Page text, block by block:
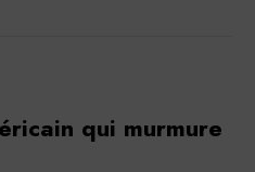
qui murmure